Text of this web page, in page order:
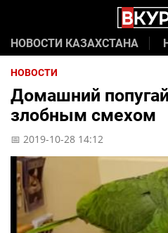
НОВОСТИ КАЗАХСТАНА
НОВОСТИ
Домашний
злобным смехом
📅 2019-10-28 14:12